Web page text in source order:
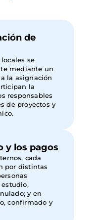
de
se
mediante un
la asignación
la
responsables
de proyectos y
y los pagos
cada
por distintas
y en
confirmado y